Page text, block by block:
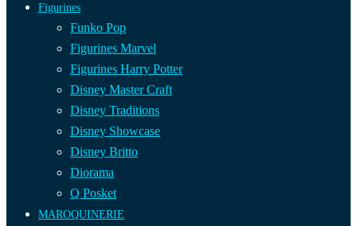
Figurines
Funko Pop
Figurines Marvel
Figurines Harry Potter
Disney Master Craft
Disney Traditions
Disney Showcase
Disney Britto
Diorama
Q Posket
MAROQUINERIE